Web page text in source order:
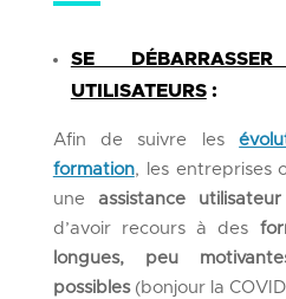
SE
UTILISATEURS:
Afin de suivre les
formation, les entreprises
uneassistance
d’avoir recours à des
longues, peu
possibles(bonjour la